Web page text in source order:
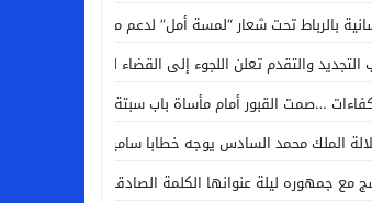
بالرباط تحت شعار “لمسة أمل” لدعم مرضى السرطان
التجديد والتقدم تعلن اللجوء إلى القضاء لمواجهة ما
…صمت القبور أمام مأساة باب سبتة
الملك محمد السادس يوجه خطابا ساميا إلى الأمة
مع جمهوره ليلة عنوانها الكلمة الصادقة في مهرجان